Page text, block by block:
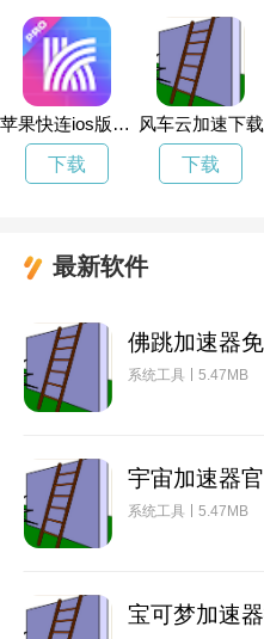
苹果快连ios版安装
下载
风车云加速下载
下载
最新软件
佛跳加速器
系统工具 5.47MB
宇宙加速器
系统工具 5.47MB
宝可梦加速